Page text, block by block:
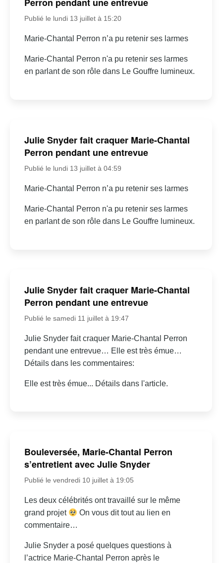
Perron pendant une entrevue
Publié le lundi 13 juillet à 15:20
Marie-Chantal Perron n’a pu retenir ses larmes
Marie-Chantal Perron n'a pu retenir ses larmes
en parlant de son rôle dans Le Gouffre lumineux.
Julie Snyder fait craquer Marie-Chantal
Perron pendant une entrevue
Publié le lundi 13 juillet à 04:59
Marie-Chantal Perron n’a pu retenir ses larmes
Marie-Chantal Perron n'a pu retenir ses larmes
en parlant de son rôle dans Le Gouffre lumineux.
Julie Snyder fait craquer Marie-Chantal
Perron pendant une entrevue
Publié le samedi 11 juillet à 19:47
Julie Snyder fait craquer Marie-Chantal Perron
pendant une entrevue… Elle est très émue…
Détails dans les commentaires:
Elle est très émue... Détails dans l'article.
Bouleversée, Marie-Chantal Perron
s’entretient avec Julie Snyder
Publié le vendredi 10 juillet à 19:05
Les deux célébrités ont travaillé sur le même
grand projet
On vous dit tout au lien en
commentaire…
Julie Snyder a posé quelques questions à
l’actrice Marie-Chantal Perron après le